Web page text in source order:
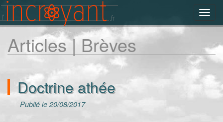
Articles | Brèves
Doctrine athée
Publié le 20/08/2017